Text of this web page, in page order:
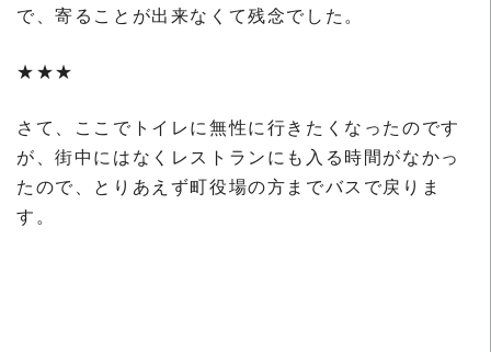
で、寄ることが出来なくて残念でした。
★★★
さて、ここでトイレに無性に行きたくなったのです
が、街中にはなくレストランにも入る時間がなかっ
たので、とりあえず町役場の方までバスで戻りま
す。